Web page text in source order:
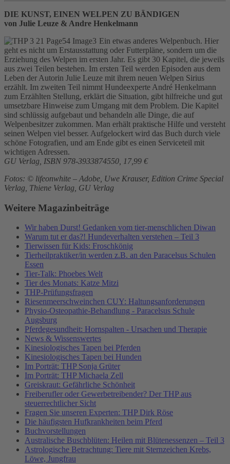
DIE KUNST, EINEN WELPEN ZU BÄNDIGEN
von Julie Leuze & Andre Henkelmann
Ein etwas anderes Welpenbuch. Hier
geht es nicht um Erstausstattung oder Futterpläne, sondern um die
Erziehung des Welpen im ersten Jahr. Es gibt 30 Kapitel, die jeweils
aus zwei Teilen bestehen. Im ersten Teil werden Episoden aus dem
Leben der Autorin Julie Leuze mit ihrem neuen Welpen Sirius
erzählt. Im zweiten Teil nimmt Hundeexperte André Henkelmann
zum Erzählten Stellung, erklärt die Situation, gibt hilfreiche und gut
umsetzbare Hinweise zum Umgang mit dem Problem. Die Kapitel
sind schlüssig aufgebaut und behandeln alle Dinge, die auf
Welpenbesitzer zukommen. Man erhält praktische Hilfe und versteht
seinen Welpen viel besser. Aufgelockert wird das Buch durch viele
schöne Fotografien, und am Ende gibt es einen Serviceteil mit
wichtigen Adressen.
GU Verlag, ISBN 978-3933874550, 17,99 €
Fotos: © lifeonwhite – Adobe, Uwe Krauser, Edition Crime Special
Verlag, Thiene Verlag, GU Verlag
Weitere Magazinbeiträge
Wir haben Durst! Gedanken vom tier-menschlichen Diwan
Warum tut er das?! Hundeverhalten verstehen – Teil 3
Tierwissen für Kids: Froschkönig
Tierheilpraktiker/in werden z.B. an den Paracelsus Schulen
Essen
Tier-Talk: Phoebes Welt
Tier des Monats: Katze Mitzi
THP-Prüfungsfragen
Riesenmeerschweinchen CUY: Haltungsanforderungen
Physio-Osteopathie-Behandlung - Paracelsus Schule
Augsburg
Pferdegesundheit: Hornspalten - Ursachen und Therapie
News & Wissenswertes
Kinesiologisches Tapen bei Pferden
Kinesiologisches Tapen bei Hunden
Im Porträt: THP Sonja Grüter
Im Porträt: THP Michaela Zell
Greiskraut: Gefährliche Schönheit
Freiberufler oder Gewerbetreibender? Der THP aus
steuerrechtlicher Sicht
Fragen Sie unseren Experten: THP Dirk Röse
Die häufigsten Hufkrankheiten beim Pferd
Buchvorstellungen
Australische Buschblüten: Heilen mit Blütenessenzen – Teil 3
Astrologische Betrachtung: Tiere mit Sternzeichen Krebs,
Löwe, Jungfrau